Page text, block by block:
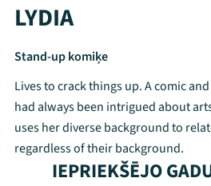
Mana
LYDIA
Stand-up komiķe
Lives to crack things up. A comic
had always been intrigued about
uses her diverse background to
regardless of their background.
IEPRIEKŠĒJO